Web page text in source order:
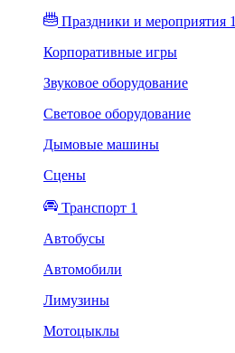
Праздники и мероприятия 1
Корпоративные игры
Звуковое оборудование
Световое оборудование
Дымовые машины
Сцены
Транспорт 1
Автобусы
Автомобили
Лимузины
Мотоцыклы